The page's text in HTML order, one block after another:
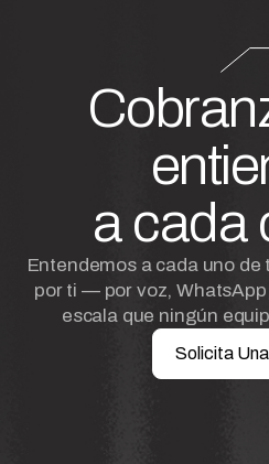
a cada
Entendemos a cada uno
por ti — por voz,
escala que ningún
Solicita